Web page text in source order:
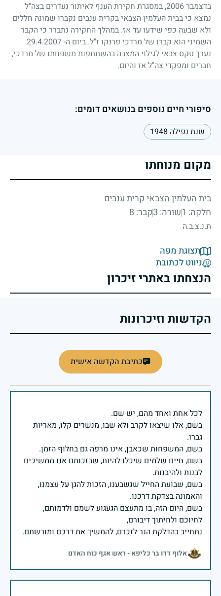
בדצמבר 2006, במסגרת חקירת הענף לאיתור נעדרים בצה"ל
נמצא כי בבית העלמין הצבאי בקרית ענבים נקברו שמונה חללים
ולא שבעה כפי שידעו עד אז. במהלך החקירה נתברר כי הקבר
השמיני הוא קברו של מרדכי פרנקו ז"ל. ביום ה- 29.4.2007
נערך טקס צבאי לגילוי המצבה בהשתתפות משפחתו של מרדכי,
חברים ומפקדי צה"ל אז והיום.
סיפורי חיים נוספים בנושאים דומים:
שנת נפילה 1948
מקום מנוחתו
בית העלמין הצבאי קרית ענבים
חלקה: 1
שורה: 3 קבר: 8
ת.נ.צ.ב.ה
תצוגת מפה
ניווט לכתובת
הנצחתו באתרי זיכרון
הקדשות וזיכרונות
כתיבת הקדשה אישית
בשם, אלו שיצאו לקרב ולא שבו, מנשרים קלו, מאריות
בשם, חיים שלמים שיכלו להיות, שבזכותם אנו ממשיכים
בשם, שבועת החייל שנשבענו, הזכות להגן על עצמנו,
בשם, היום הזה, בו מתעצם הגעגוע לשמם ולדמותם,
נתחייב בהדלקת הנר לזכרם, להמשיך את דרכם ומורשתם.
אלוף דדו בר כליפא - ראש אגף כוח האדם